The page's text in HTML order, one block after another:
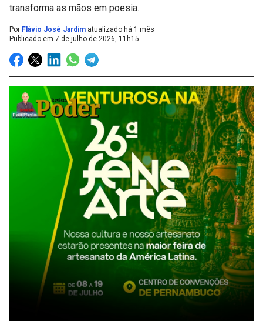
transforma as mãos em poesia.
Por Flávio José Jardim atualizado há 1 mês
Publicado em 7 de julho de 2026, 11h15